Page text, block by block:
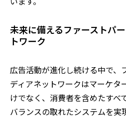
未来に備えるファーストパ
トワーク
広告活動が進化し続ける中で、
ディアネットワークはマーケタ
けでなく、消費者を含めたすべ
バランスの取れたシステムを実